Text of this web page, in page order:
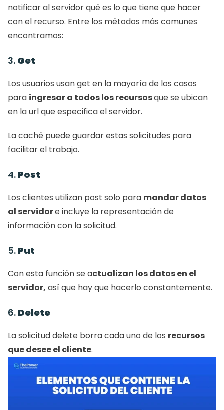
notificar al servidor qué es lo que tiene que hacer
con el recurso. Entre los métodos más comunes
encontramos:
3. Get
Los usuarios usan get en la mayoría de los casos
para ingresar a todos los recursos que se ubican
en la url que especifica el servidor.
La caché puede guardar estas solicitudes para
facilitar el trabajo.
4. Post
Los clientes utilizan post solo para mandar datos
al servidor e incluye la representación de
información con la solicitud.
5. Put
Con esta función se actualizan los datos en el
servidor, así que hay que hacerlo constantemente.
6. Delete
La solicitud delete borra cada uno de los recursos
que desee el cliente.